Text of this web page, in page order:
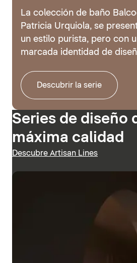
La colección de baño
Patricia Urquiola, se
un estilo purista, pero con
marcada identidad de
Descubrir la serie
Series de diseño
máxima calidad
Descubre Artisan Lines